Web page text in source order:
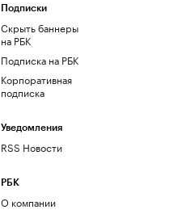
Подписки
Скрыть баннеры
на РБК
Подписка на РБК
Корпоративная
подписка
Уведомления
RSS Новости
РБК
О компании